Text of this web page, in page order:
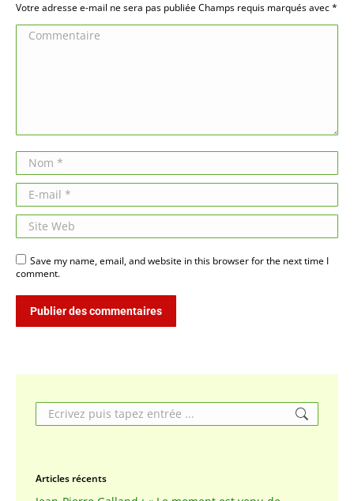
Votre adresse e-mail ne sera pas publiée Champs requis marqués avec*
Commentaire
Nom *
E-mail *
Site Web
Save my name, email, and website in this browser for the next time I
comment.
Publier des commentaires
Search:
Articles récents